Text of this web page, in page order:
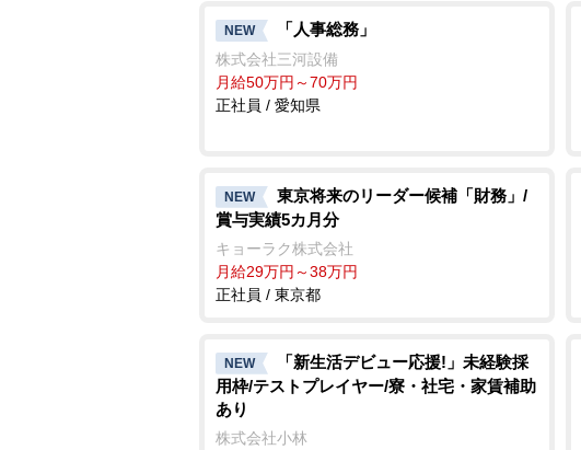
NEW 「人事総務」
株式会社三河設備
月給50万円～70万円
正社員 / 愛知県
NEW
東京将来のリーダー候補「財務」/
賞与実績5カ月分
キョーラク株式会社
月給29万円～38万円
正社員 / 東京都
NEW
「新生活デビュー応援!」未経験採
用枠/テストプレイヤー/寮・社宅・家賃補助
あり
株式会社小林